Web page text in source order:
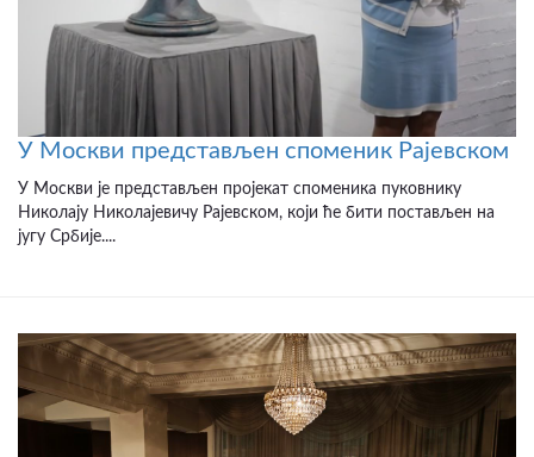
У Москви представљен споменик Рајевском
У Москви је представљен пројекат споменика пуковнику
Николају Николајевичу Рајевском, који ће бити постављен на
југу Србије....